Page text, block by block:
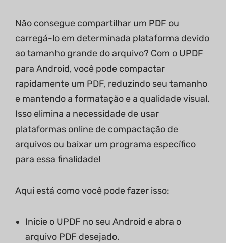
Não consegue compartilhar um PDF ou
carregá-lo em determinada plataforma devido
ao tamanho grande do arquivo? Com ​​o UPDF
para Android, você pode compactar
rapidamente um PDF, reduzindo seu tamanho
e mantendo a formatação e a qualidade visual.
Isso elimina a necessidade de usar
plataformas online de compactação de
arquivos ou baixar um programa específico
para essa finalidade!
Aqui está como você pode fazer isso:
Inicie o UPDF no seu Android e abra o
arquivo PDF desejado.